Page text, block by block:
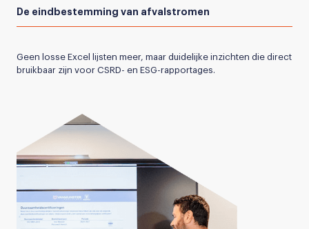
De eindbestemming van afvalstromen
Geen losse Excel lijsten meer, maar duidelijke inzichten die direct
bruikbaar zijn voor CSRD- en ESG-rapportages.